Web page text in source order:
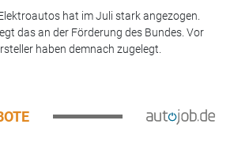
hat im Juli stark angezogen.
das an der Förderung des Bundes. Vor
haben demnach zugelegt.